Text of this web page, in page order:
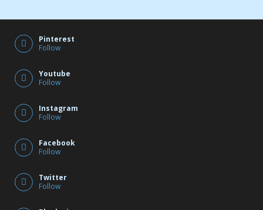
Pinterest
Follow
Youtube
Follow
Instagram
Follow
Facebook
Follow
Twitter
Follow